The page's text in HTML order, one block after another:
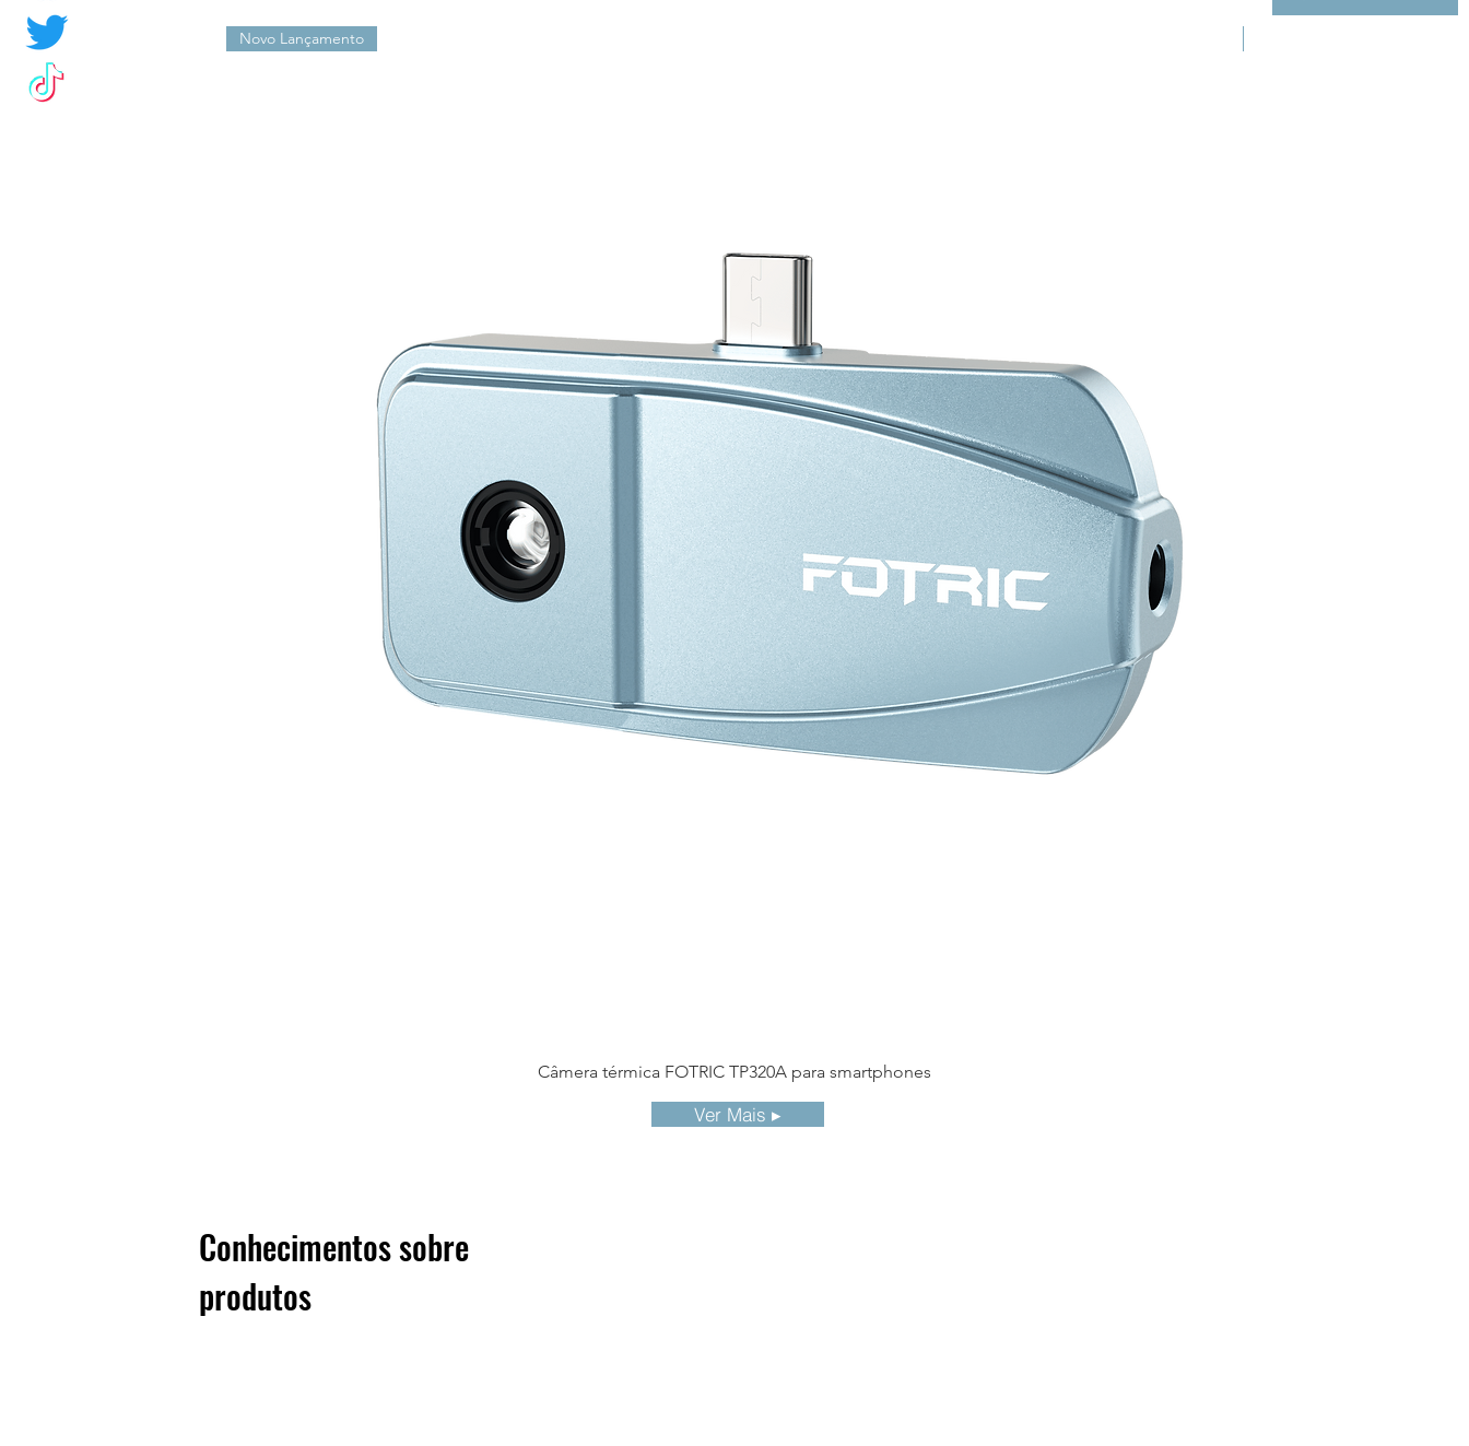
Novo Lançamento
Câmera térmica FOTRIC TP320A para smartphones
Ver Mais ▸
Conhecimentos sobre
produtos